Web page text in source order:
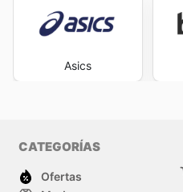
Asics
CATEGORÍAS
Ofertas